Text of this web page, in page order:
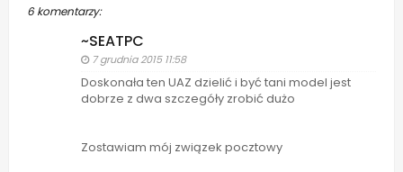
6 komentarzy:
~SEATPC
7 grudnia 2015 11:58
Doskonała ten UAZ dzielić i być tani model jest
dobrze z dwa szczegóły zrobić dużo
Zostawiam mój związek pocztowy